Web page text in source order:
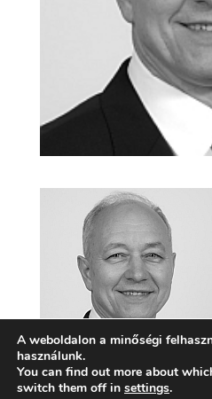
A weboldalon a minőségi
használunk.
You can find out more about
switch them off in settings.